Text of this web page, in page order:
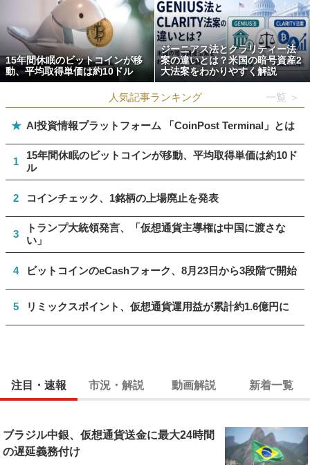
15年間休眠のビットコインが移
動、平均取得単価は約10ドル
ジーニアス法とクラリティー法
案の違いとは？米国の暗号資産2
大法案をわかりやすく解説
人気記事ランキング 一覧 ＞
★ AI投資情報プラットフォーム 「CoinPost Terminal」とは
1
15年間休眠のビットコインが移動、平均取得単価は約10ド
ル
2 コインチェック、1銘柄の上場廃止を発表
3
トランプ大統領発言、「仮想通貨主導権は中国に渡さな
い」
4 ビットコインのeCashフォーク、8月23日から3段階で開始
5 リミックスポイント、仮想通貨運用益が累計約1.6億円に
注目・速報 市況・解説 動画解説 新着一覧
ブラジル中銀、仮想通貨送金に最大24時間
の遅延義務付け